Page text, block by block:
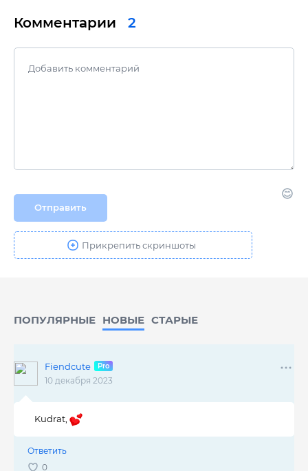
Комментарии 2
Отправить
ПОПУЛЯРНЫЕ НОВЫЕ CТАРЫЕ
Fiendcute
10 декабря 2023
Kudrat,
Ответить